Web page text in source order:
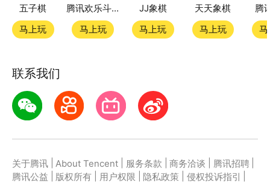
官方授权，在电脑上和手机上双端都能直接畅玩微信小
游戏
第一步：点击下载应用宝客户端，第二步：一键登录，
第三步：直接拉起微信小游戏同城游牛鬼畅玩
五子棋
马上玩
腾讯欢乐斗地主
马上玩
JJ象棋
马上玩
天天象棋
马上玩
腾
联系我们
关于腾讯 About Tencent 服务条款 商务洽谈 腾讯招聘
腾讯公益
版权所有 用户权限 隐私政策 侵权投诉指引